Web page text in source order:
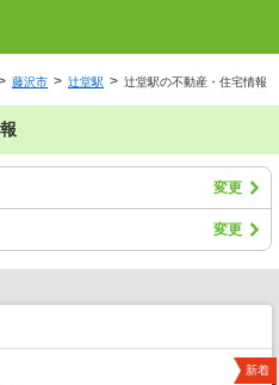
藤沢市 辻堂駅 辻堂駅の不動産・住宅情報
変更
変更
新着